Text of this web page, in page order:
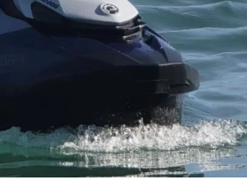
foi lançada em julho de 2024
com a Agrinvest, a
Trata-se de um selo de excelência
financeiro à realidade do campo.
reforça a importância da